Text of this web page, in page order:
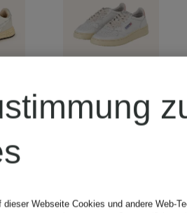
Sneaker
dieser Webseite Cookies und andere Web-